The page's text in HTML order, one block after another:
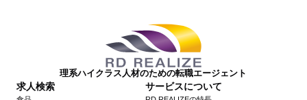
理系ハイクラス人材のための転職エージェント
求人検索 サービスについて